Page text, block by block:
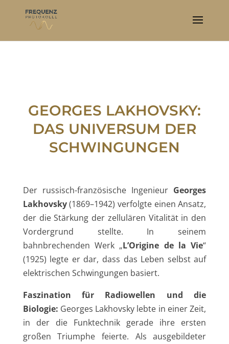
GEORGES LAKHOVSKY:
DAS UNIVERSUM DER
SCHWINGUNGEN
Der russisch-französische Ingenieur Georges
Lakhovsky(1869–1942) verfolgte einen Ansatz,
der die Stärkung der zellulären Vitalität in den
Vordergrund stellte. In seinem
bahnbrechenden Werk „L’Origine de la Vie“
(1925) legte er dar, dass das Leben selbst auf
elektrischen Schwingungen basiert.
Faszination für Radiowellen und die
Biologie: Georges Lakhovsky lebte in einer Zeit,
in der die Funktechnik gerade ihre ersten
großen Triumphe feierte. Als ausgebildeter